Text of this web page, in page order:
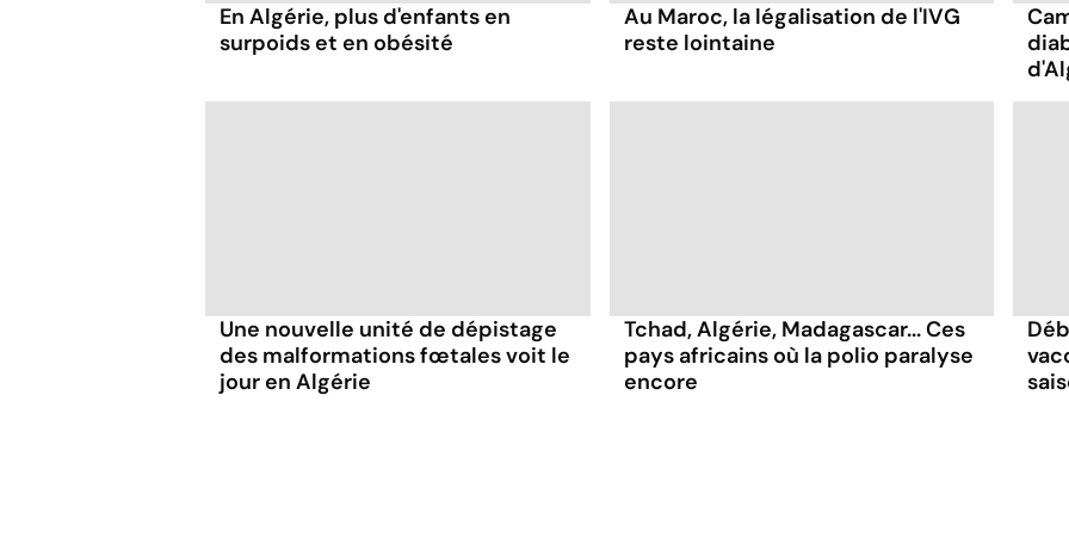
En Algérie, plus d'enfants en
surpoids et en obésité
Au Maroc, la légalisation de l'IVG
reste lointaine
Une nouvelle unité de dépistage
des malformations fœtales voit le
jour en Algérie
Tchad, Algérie, Madagascar... Ces
pays africains où la polio paralyse
encore